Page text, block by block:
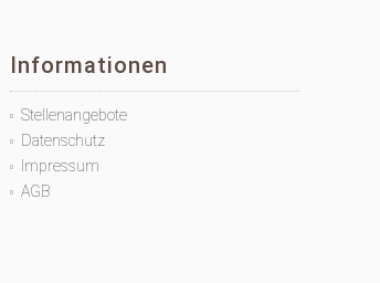
Informationen
Stellenangebote
Datenschutz
Impressum
AGB